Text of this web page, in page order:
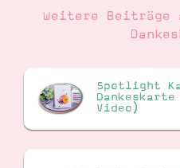
Weitere Beiträge
Spotlight
Video)